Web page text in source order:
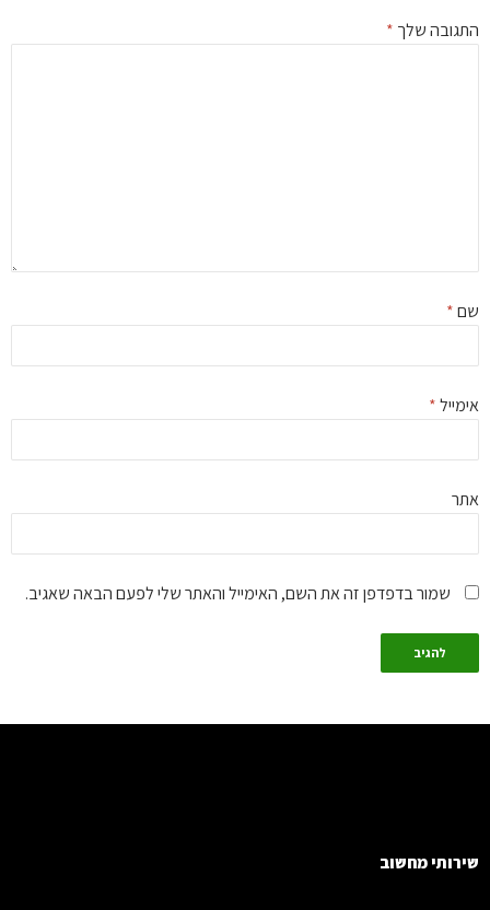
שלך*
*
*
שמור בדפדפן זה את השם, האימייל והאתר שלי לפעם הבאה שאגיב.
מחשוב